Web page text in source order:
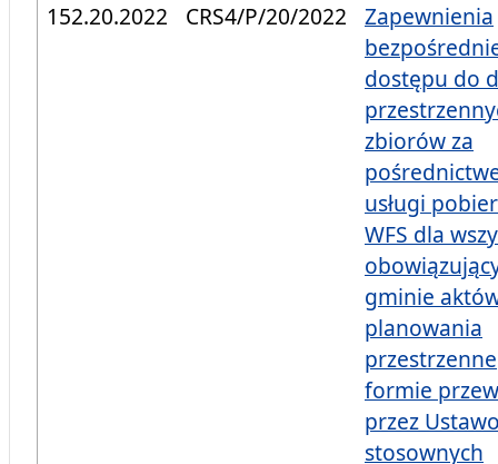
152.20.2022
CRS4/P/20/2022
Zapewnienia
dostępu do
zbiorów za
usługi
WFS dla
gminie
planowania
formie
przez
stosownych